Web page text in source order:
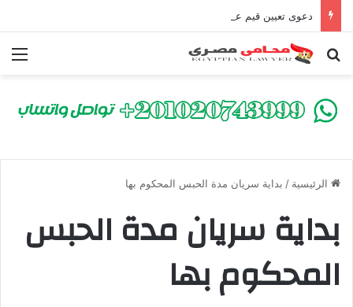
بحث عن
الرئيسية / بداية سريان مدة الحبس المحكوم بها
بداية سريان مدة الحبس
المحكوم بها